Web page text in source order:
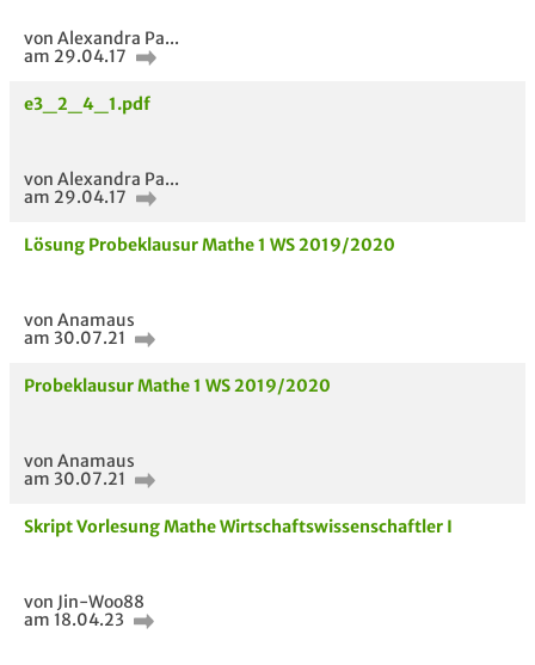
von Alexandra Pa...
am 29.04.17
e3_2_4_1.pdf
von Alexandra Pa...
am 29.04.17
Lösung Probeklausur Mathe 1 WS 2019/2020
von Anamaus
am 30.07.21
Probeklausur Mathe 1 WS 2019/2020
von Anamaus
am 30.07.21
Skript Vorlesung Mathe Wirtschaftswissenschaftler I
von Jin-Woo88
am 18.04.23